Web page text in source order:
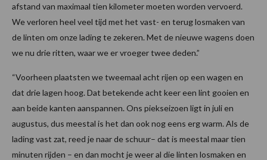
afstand van maximaal tien kilometer moeten worden vervoerd.
We verloren heel veel tijd met het vast- en terug losmaken van
de linten om onze lading te zekeren. Met de nieuwe wagens doen
we nu drie ritten, waar we er vroeger twee deden.”
“Voorheen plaatsten we tweemaal acht rijen op een wagen en
dat drie lagen hoog. Dat betekende acht keer een lint gooien en
aan beide kanten aanspannen. Ons piekseizoen ligt in juli en
augustus, dus meestal is het dan ook nog eens erg warm. Als de
lading vast zat, reed je naar de schuur– dat is meestal maar tien
minuten rijden – en dan mocht je weer al die linten losmaken en